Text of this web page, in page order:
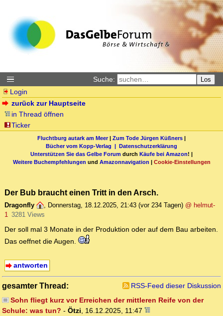
Suche: Los
Login
zurück zur Hauptseite
in Thread öffnen
Ticker
Fluchtburg autark am Meer| Zum Tode Jürgen Küßners |
Bücher vom Kopp-Verlag | Datenschutzerklärung
Unterstützen Sie das Gelbe Forum durch Käufe bei Amazon! |
Weitere Buchempfehlungen und Amazonnavigation | Cookie-Einstellungen
Der Bub braucht einen Tritt in den Arsch.
Dragonfly , Donnerstag, 18.12.2025, 21:43 (vor 234 Tagen) @ helmut-
1 3281 Views
Der soll mal 3 Monate in der Produktion oder auf dem Bau arbeiten.
Das oeffnet die Augen.
antworten
gesamter Thread:
RSS-Feed dieser Diskussion
Sohn fliegt kurz vor Erreichen der mittleren Reife von der
Schule: was tun? - Ötzi, 16.12.2025, 11:47